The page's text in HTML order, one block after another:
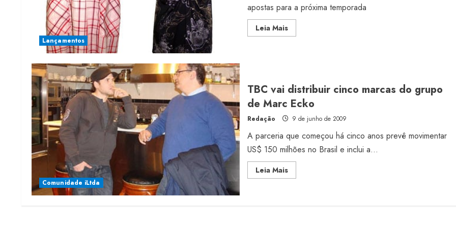
Lançamentos
apostas para a próxima temporada
Leia MaisRead
more
apresentam
coleções
para
o
2010
Comunidade iLtda
TBC vai distribuir cinco marcas do grupo
de Marc Ecko
Redação 9 de junho de 2009
A parceria que começou há cinco anos prevê movimentar
US$ 150 milhões no Brasil e inclui a...
Leia MaisRead
more